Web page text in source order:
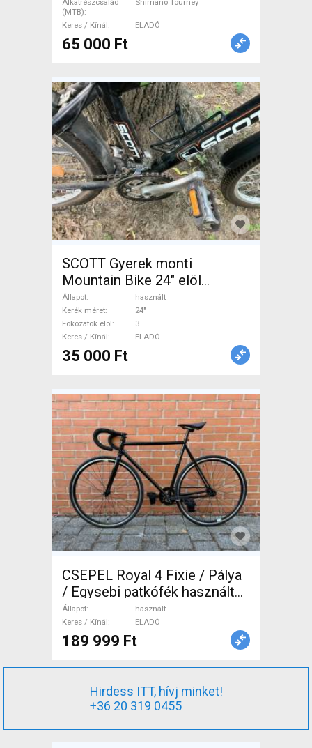
Alkatrészcsalád
(MTB)
Shimano Tourney
Keres / Kínál ELADÓ
65 000 Ft
SCOTT Gyerek monti
Mountain Bike 24" elöl
teleszkópos használt ELADÓ
Állapot
használt
Kerék méret
24"
Fokozatok elöl
3
Keres / Kínál
ELADÓ
35 000 Ft
CSEPEL Royal 4 Fixie / Pálya
/ Egysebi patkófék használt
ELADÓ
Állapot
használt
Keres / Kínál
ELADÓ
189 999 Ft
Hirdess ITT, hívj minket!
+36 20 319 0455